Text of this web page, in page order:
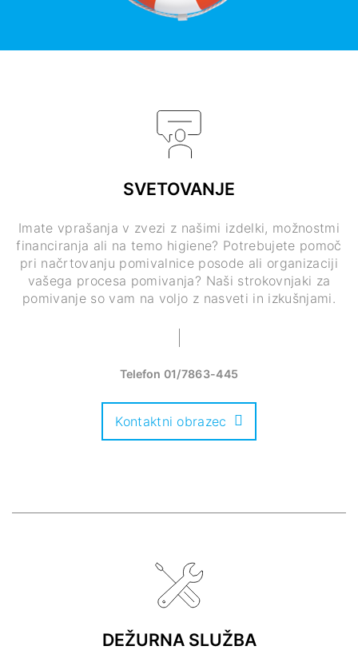
SVETOVANJE
Imate vprašanja v zvezi z našimi izdelki, možnostmi
financiranja ali na temo higiene? Potrebujete pomoč
pri načrtovanju pomivalnice posode ali organizaciji
vašega procesa pomivanja? Naši strokovnjaki za
pomivanje so vam na voljo z nasveti in izkušnjami.
Telefon 01/7863-445
Kontaktni obrazec
DEŽURNA SLUŽBA